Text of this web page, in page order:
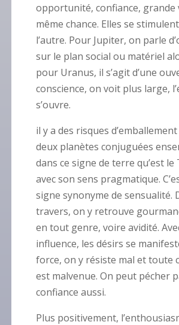
opportunité, confiance, grande
même chance. Elles se stimulent
l’autre. Pour Jupiter, on parle
sur le plan social ou matériel
pour Uranus, il s’agit d’une
conscience, on voit plus large,
s’ouvre.
il y a des risques d’emballement
deux planètes conjuguées
dans ce signe de terre qu’est le
avec son sens pragmatique.
signe synonyme de sensualité.
travers, on y retrouve
en tout genre, voire avidité.
influence, les désirs se
force, on y résiste mal et toute
est malvenue. On peut pécher
confiance aussi.
Plus positivement,